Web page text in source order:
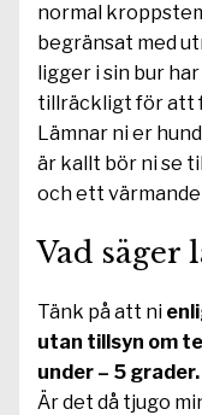
normal
begränsat med
ligger i sin bur
tillräckligt för att
Lämnar ni er
är kallt bör ni se
och ett
Vad säger
Tänk på att ni
utan tillsyn om
under – 5 grader.
Är det då tjugo